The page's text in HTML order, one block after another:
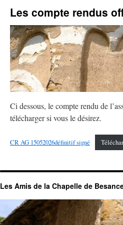
Les compte rendus
Ci dessous, le compte rendu de
télécharger si vous le désirez.
CR AG 15052026définitif signé
Les Amis de la Chapelle de